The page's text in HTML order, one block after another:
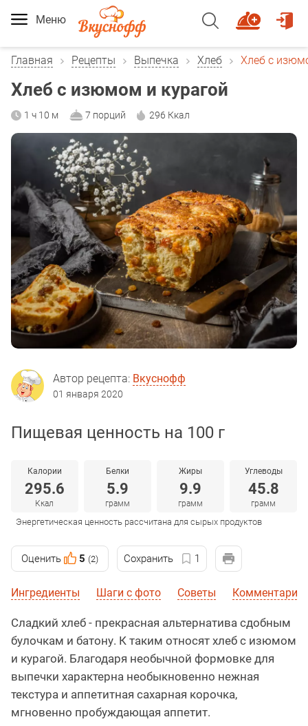
Меню
Главная Рецепты Выпечка Хлеб Хлеб с
Хлеб с изюмом и курагой
1 ч 10 м 7 порций 296 Ккал
Автор рецепта: Вкуснофф
01 января 2020
Пищевая ценность на 100 г
Калории
295.6
Ккал
Белки
5.9
грамм
Жиры
9.9
грамм
Углеводы
45.8
грамм
Энергетическая ценность рассчитана для сырых продуктов
Оценить 5 (2) Сохранить 1
Ингредиенты Шаги с фото Советы Комментарии
Сладкий хлеб - прекрасная альтернатива сдобным
булочкам и батону. К таким относят хлеб с изюмом
и курагой. Благодаря необычной формовке для
выпечки характерна необыкновенно нежная
текстура и аппетитная сахарная корочка,
мгновенно пробуждающая аппетит.